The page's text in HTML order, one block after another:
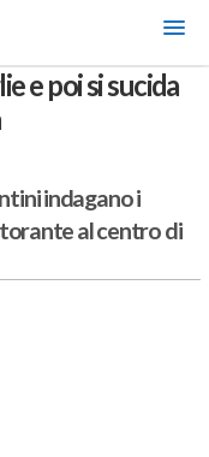
e poi si sucida
indagano i
al centro di